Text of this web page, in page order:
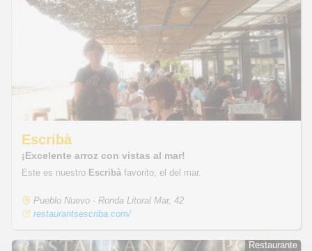
Escribà
¡Excelente arroz con vistas al mar!
Este es nuestro Escribà favorito, el del mar.
Pueblo Nuevo - Ronda Litoral Mar, 42
restaurantsescriba.com/
Restaurante
Restaurante